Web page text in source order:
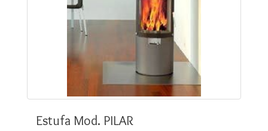
Estufa Mod. PILAR